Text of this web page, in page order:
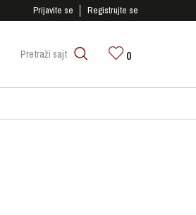
KARTICAMA!
Prijavite se Registrujte se
Pretraži sajt 0